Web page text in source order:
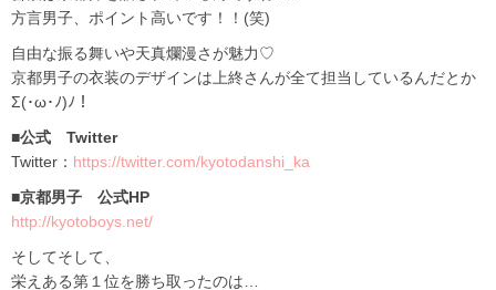
方言男子、ポイント高いです！！(笑)
自由な振る舞いや天真爛漫さが魅力♡
京都男子の衣装のデザインは上終さんが全て担当しているんだとか
Σ(･ω･ﾉ)ﾉ！
■公式 Twitter
Twitter： https://twitter.com/kyotodanshi_ka
■京都男子 公式HP
http://kyotoboys.net/
そしてそして、
栄えある第１位を勝ち取ったのは…